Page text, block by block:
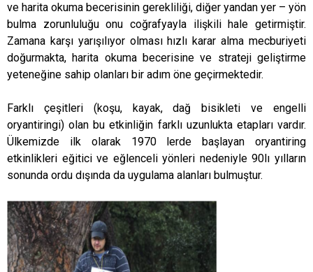
ve harita okuma becerisinin gerekliliği, diğer yandan yer – yön
bulma zorunluluğu onu coğrafyayla ilişkili hale getirmiştir.
Zamana karşı yarışılıyor olması hızlı karar alma mecburiyeti
doğurmakta, harita okuma becerisine ve strateji geliştirme
yeteneğine sahip olanları bir adım öne geçirmektedir.
Farklı çeşitleri (koşu, kayak, dağ bisikleti ve engelli
oryantiringi) olan bu etkinliğin farklı uzunlukta etapları vardır.
Ülkemizde ilk olarak 1970 lerde başlayan oryantiring
etkinlikleri eğitici ve eğlenceli yönleri nedeniyle 90lı yılların
sonunda ordu dışında da uygulama alanları bulmuştur.